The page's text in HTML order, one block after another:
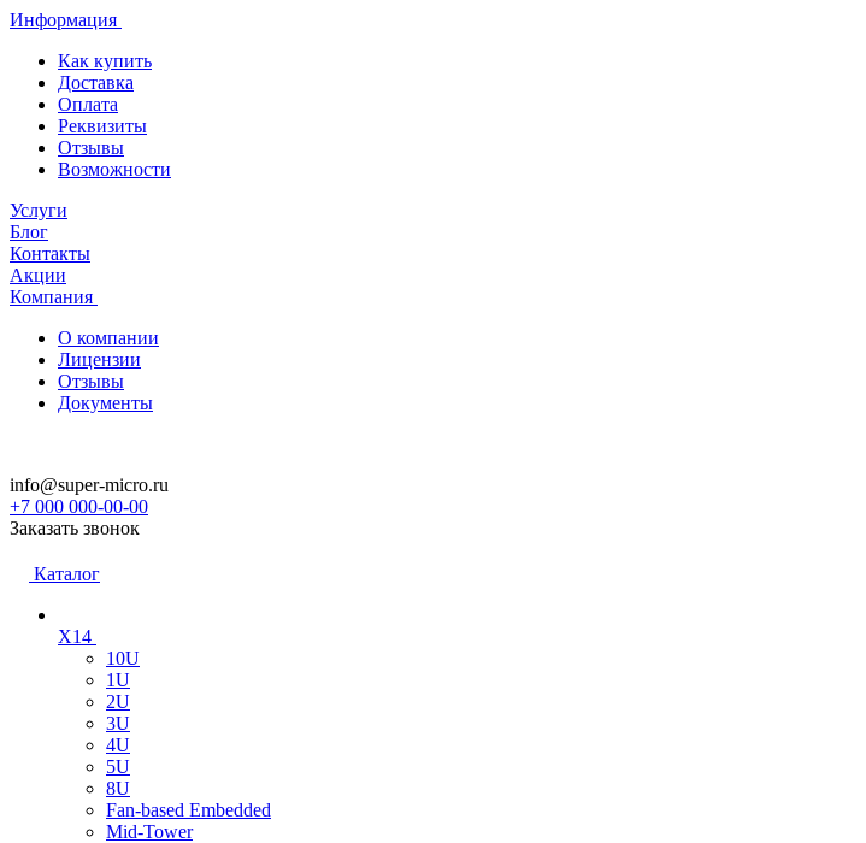
Информация
Как купить
Доставка
Оплата
Реквизиты
Отзывы
Возможности
Услуги
Блог
Контакты
Акции
Компания
О компании
Лицензии
Отзывы
Документы
info@super-micro.ru
+7 000 000-00-00
Заказать звонок
Каталог
X14
10U
1U
2U
3U
4U
5U
8U
Fan-based Embedded
Mid-Tower